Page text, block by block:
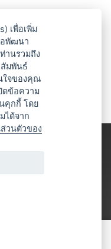
เพื่อเพิ่ม
อพัฒนา
านรวมถึง
มพันธ์
ใจของคุณ
ดข้อความ
คุกกี้ โดย
ได้จาก
วนตัวของ